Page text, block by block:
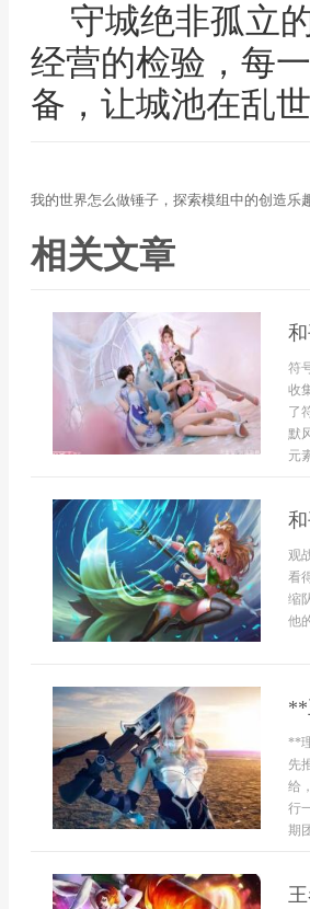
守城绝非孤立
经营的检验，每
备，让城池在乱
我的世界怎么做锤子，探索模组中的创造乐
相关文章
符
收
了
默
元
观
看
缩
他
**
**
先
给
行
期